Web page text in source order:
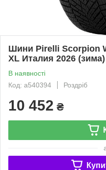
Шини Pirelli Scorpion
XL Италия 2026 (зима)
В наявності
Код: a540394
Роздріб
10 452 ₴